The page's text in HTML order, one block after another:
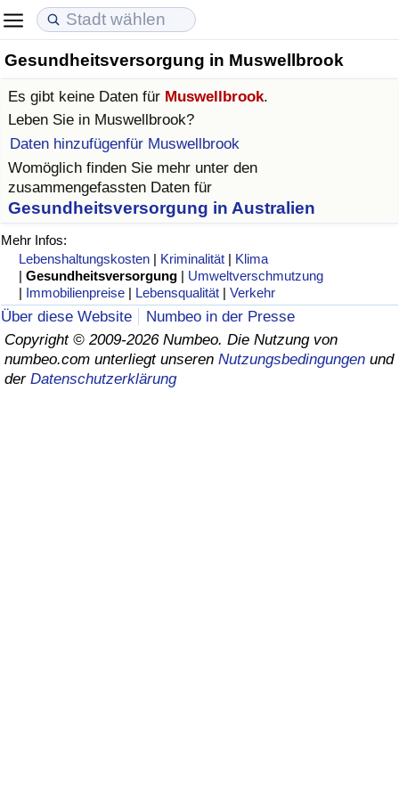
Gesundheitsversorgung in Muswellbrook
Es gibt keine Daten für Muswellbrook.
Leben Sie in Muswellbrook?
Daten hinzufügenfür Muswellbrook
Womöglich finden Sie mehr unter den
zusammengefassten Daten für
Gesundheitsversorgung in Australien
Mehr Infos:
Lebenshaltungskosten | Kriminalität | Klima
|Gesundheitsversorgung | Umweltverschmutzung
| Immobilienpreise | Lebensqualität |Verkehr
Über diese Website
Numbeo in der Presse
Copyright © 2009-2026 Numbeo. Die Nutzung von
numbeo.com unterliegt unseren Nutzungsbedingungen und
der Datenschutzerklärung
Lebenshaltungskosten
Lebenshaltungskosten-Index (aktuell)
Lebenshaltungskosten-Index
Lebenshaltungskosten-Index nach Land
in Akaba
Immobilienpreise
Immobilienpreis-Index (aktuell)
Immobilienpreis-Index
Immobilienpreis-Index nach Land
Lebensqualität
Lebensqualität-Index
Lebensqualität-Index (aktuell)
Lebensqualitätsindex nach Land
Kriminalität
Kriminalitäts-Index (aktuell)
Kriminalitäts-Index
Kriminalitätsindex nach Land